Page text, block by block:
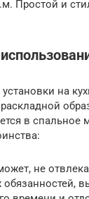
Простой и
на
в спальное
не